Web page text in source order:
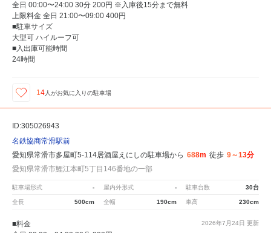
全日 00:00〜24:00 30分 200円 ※入庫後15分まで無料
上限料金 全日 21:00〜09:00 400円
■駐車サイズ
大型可 ハイルーフ可
■入出庫可能時間
24時間
14 人がお気に入りの駐車場
ID:305026943
名鉄協商常滑駅前
愛知県常滑市多屋町5-114居酒屋えにしの駐車場から 688m 徒歩 9～13分
愛知県常滑市鯉江本町5丁目146番地の一部
駐車場形式 - 屋内外形式 - 駐車台数 30台
全長 500cm 全幅 190cm 車高 230cm
2026年7月24日 更新
■料金